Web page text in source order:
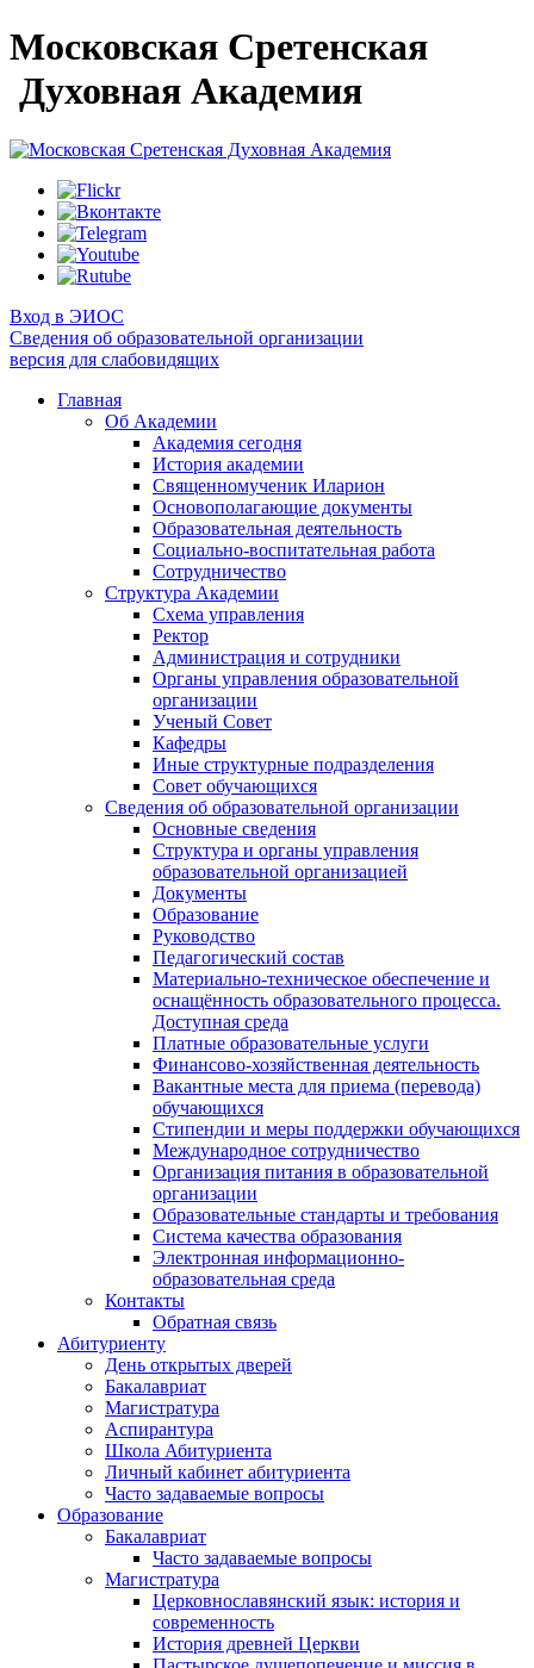
Московская Сретенская
Духовная Академия
Вход в ЭИОС
Сведения об образовательной организации
версия для слабовидящих
Главная
Об Академии
Академия сегодня
История академии
Священномученик Иларион
Основополагающие документы
Образовательная деятельность
Социально-воспитательная работа
Сотрудничество
Структура Академии
Схема управления
Ректор
Администрация и сотрудники
Органы управления образовательной
организации
Ученый Совет
Кафедры
Иные структурные подразделения
Совет обучающихся
Сведения об образовательной организации
Основные сведения
Структура и органы управления
образовательной организацией
Документы
Образование
Руководство
Педагогический состав
Материально-техническое обеспечение и
оснащённость образовательного процесса.
Доступная среда
Платные образовательные услуги
Финансово-хозяйственная деятельность
Вакантные места для приема (перевода)
обучающихся
Стипендии и меры поддержки обучающихся
Международное сотрудничество
Организация питания в образовательной
организации
Образовательные стандарты и требования
Система качества образования
Электронная информационно-
образовательная среда
Контакты
Обратная связь
Абитуриенту
День открытых дверей
Бакалавриат
Магистратура
Аспирантура
Школа Абитуриента
Личный кабинет абитуриента
Часто задаваемые вопросы
Образование
Бакалавриат
Часто задаваемые вопросы
Магистратура
Церковнославянский язык: история и
современность
История древней Церкви